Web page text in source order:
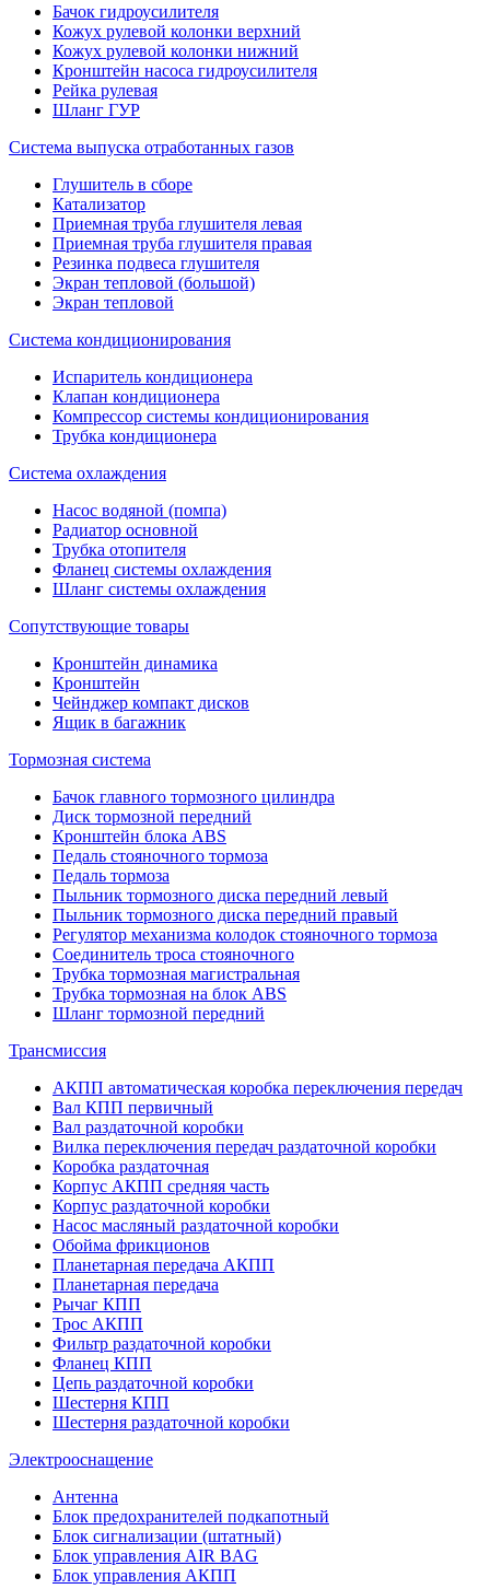
Бачок гидроусилителя
Кожух рулевой колонки верхний
Кожух рулевой колонки нижний
Кронштейн насоса гидроусилителя
Рейка рулевая
Шланг ГУР
Система выпуска отработанных газов
Глушитель в сборе
Катализатор
Приемная труба глушителя левая
Приемная труба глушителя правая
Резинка подвеса глушителя
Экран тепловой (большой)
Экран тепловой
Система кондиционирования
Испаритель кондиционера
Клапан кондиционера
Компрессор системы кондиционирования
Трубка кондиционера
Система охлаждения
Насос водяной (помпа)
Радиатор основной
Трубка отопителя
Фланец системы охлаждения
Шланг системы охлаждения
Сопутствующие товары
Кронштейн динамика
Кронштейн
Чейнджер компакт дисков
Ящик в багажник
Тормозная система
Бачок главного тормозного цилиндра
Диск тормозной передний
Кронштейн блока ABS
Педаль стояночного тормоза
Педаль тормоза
Пыльник тормозного диска передний левый
Пыльник тормозного диска передний правый
Регулятор механизма колодок стояночного тормоза
Соединитель троса стояночного
Трубка тормозная магистральная
Трубка тормозная на блок ABS
Шланг тормозной передний
Трансмиссия
АКПП автоматическая коробка переключения передач
Вал КПП первичный
Вал раздаточной коробки
Вилка переключения передач раздаточной коробки
Коробка раздаточная
Корпус АКПП средняя часть
Корпус раздаточной коробки
Насос масляный раздаточной коробки
Обойма фрикционов
Планетарная передача АКПП
Планетарная передача
Рычаг КПП
Трос АКПП
Фильтр раздаточной коробки
Фланец КПП
Цепь раздаточной коробки
Шестерня КПП
Шестерня раздаточной коробки
Электрооснащение
Антенна
Блок предохранителей подкапотный
Блок сигнализации (штатный)
Блок управления AIR BAG
Блок управления АКПП